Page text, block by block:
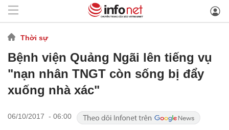
Thời sự
Bệnh viện Quảng Ngãi lên tiếng vụ
"nạn nhân TNGT còn sống bị đẩy
xuống nhà xác"
06/10/2017 - 06:00